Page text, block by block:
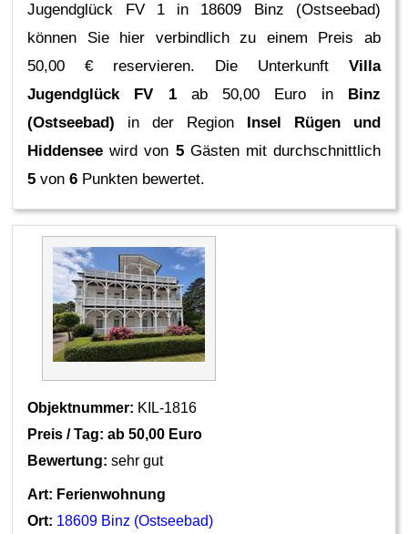
Jugendglück FV 1 in 18609 Binz (Ostseebad)
können Sie hier verbindlich zu einem Preis ab
50,00 € reservieren. Die Unterkunft Villa
Jugendglück FV 1ab 50,00 Euro in Binz
(Ostseebad) in der Region Insel Rügen und
Hiddensee wird von 5Gästen mit durchschnittlich
5 von6 Punkten bewertet.
Objektnummer: KIL-1816
Preis / Tag: ab 50,00 Euro
Bewertung: sehr gut
Art: Ferienwohnung
Ort: 18609 Binz (Ostseebad)